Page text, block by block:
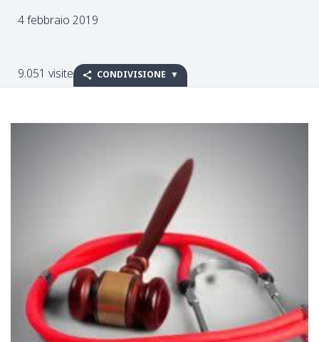
4 febbraio 2019
9.051 visite CONDIVISIONE